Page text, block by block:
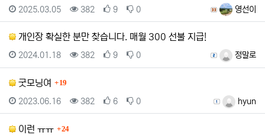
등록자 영선이
등록일
2025.03.05 조회
382 추천
9 비추천
0
개인장 확실한 분만 찾습니다. 매월 300 선불 지급!
등록자 정말로
등록일
2024.01.18 조회
382 추천
9 비추천
0
굿모닝여 댓글
19
등록자 hyun
등록일
2023.06.16 조회
382 추천
6 비추천
0
이런 ㅠㅠ 댓글
24